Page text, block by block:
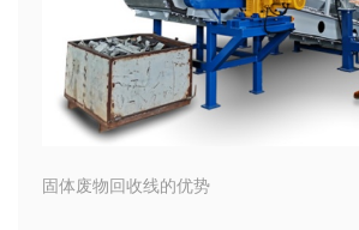
固体废物回收线的优势